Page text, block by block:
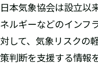
日本気象協会は設立以
ネルギーなどのインフ
対して、気象リスクの
策判断を支援する情報